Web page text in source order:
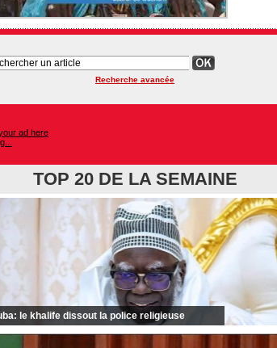
Recherche avancée
ad here
TOP 20 DE LA SEMAINE
le khalife dissout la police religieuse